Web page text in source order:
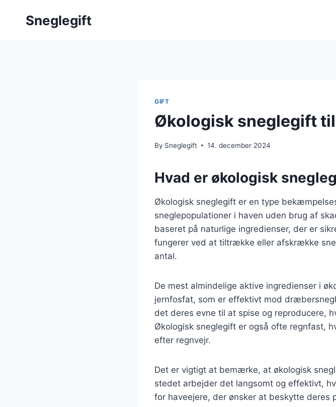
Sneglegift
GIFT
Økologisk sneglegift
By Sneglegift 14. december 2024
Hvad er økologisk
Økologisk sneglegift er en type
sneglepopulationer i haven uden brug af
baseret på naturlige ingredienser, der er
fungerer ved at tiltrække eller afskrække
antal.
De mest almindelige aktive ingredienser i
jernfosfat, som er effektivt mod
det deres evne til at spise og reproducere,
Økologisk sneglegift er også ofte regnfast,
efter regnvejr.
Det er vigtigt at bemærke, at økologisk
stedet arbejder det langsomt og effektivt,
for haveejere, der ønsker at beskytte deres